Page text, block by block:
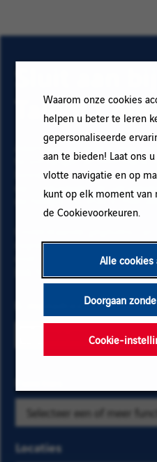
Waarom onze cookies
helpen u beter te leren
gepersonaliseerde
aan te bieden! Laat ons
vlotte navigatie en op
kunt op elk moment van
de Cookievoorkeuren.
Alle cookies
Doorgaan
Cookie-
Sluit aan
Talent
Abonneer op onze e-mail
te ontvangen en informatie
binnen Vinci. Vul uw e-
op "Toevoegen" en
de hoogte via onze e-mail
registreren voor de email
over het beheer van uw
bedrijfs- en
locatiecriteria
vacatures te
op
categorie
kies
Locaties